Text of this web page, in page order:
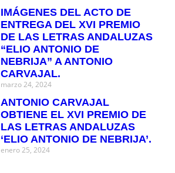
IMÁGENES DEL ACTO DE
ENTREGA DEL XVI PREMIO
DE LAS LETRAS ANDALUZAS
“ELIO ANTONIO DE
NEBRIJA” A ANTONIO
CARVAJAL.
marzo 24, 2024
ANTONIO CARVAJAL
OBTIENE EL XVI PREMIO DE
LAS LETRAS ANDALUZAS
‘ELIO ANTONIO DE NEBRIJA’.
enero 25, 2024